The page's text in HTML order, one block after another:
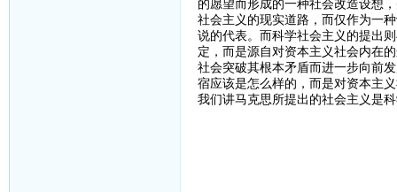
的愿望而形成的一种社会改造设想
社会主义的现实道路，而仅作为一
说的代表。而科学社会主义的提出
定，而是源自对资本主义社会内在
社会突破其根本矛盾而进一步向前
宿应该是怎么样的，而是对资本主
我们讲马克思所提出的社会主义是